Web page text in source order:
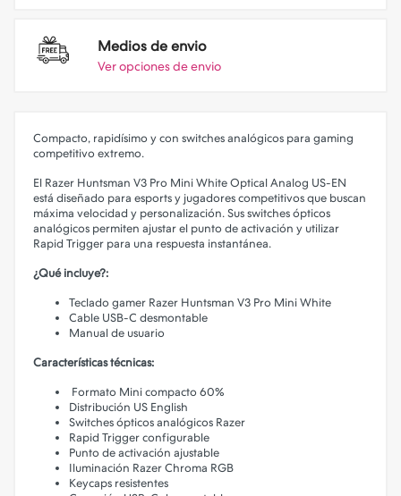
Medios de envio
Ver opciones de envio
Compacto, rapidísimo y con switches analógicos para gaming
competitivo extremo.
El Razer Huntsman V3 Pro Mini White Optical Analog US-EN
está diseñado para esports y jugadores competitivos que buscan
máxima velocidad y personalización. Sus switches ópticos
analógicos permiten ajustar el punto de activación y utilizar
Rapid Trigger para una respuesta instantánea.
¿Qué incluye?:
Teclado gamer Razer Huntsman V3 Pro Mini White
Cable USB-C desmontable
Manual de usuario
Características técnicas:
Formato Mini compacto 60%
Distribución US English
Switches ópticos analógicos Razer
Rapid Trigger configurable
Punto de activación ajustable
Iluminación Razer Chroma RGB
Keycaps resistentes